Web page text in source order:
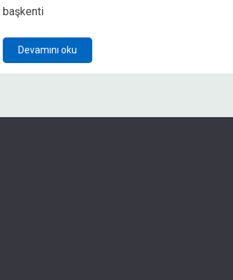
başkenti
Devamını oku